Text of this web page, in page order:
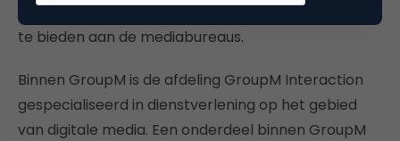
platform om nieuwe diensten op te starten en aan
te bieden aan de mediabureaus.
Binnen GroupM is de afdeling GroupM Interaction
gespecialiseerd in dienstverlening op het gebied
van digitale media. Een onderdeel binnen GroupM